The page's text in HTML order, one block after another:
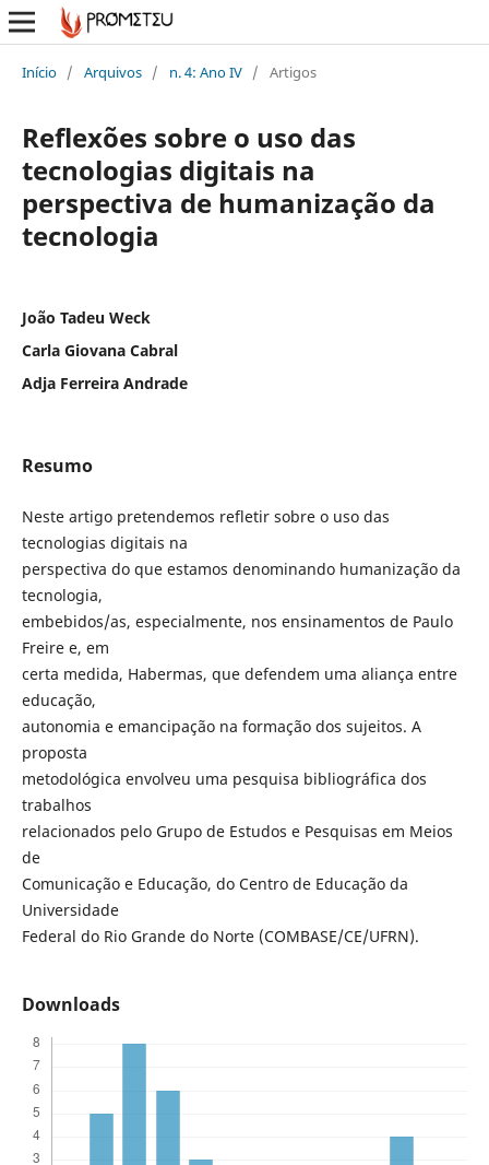
Início / Arquivos / n. 4: Ano IV / Artigos
Reflexões sobre o uso das
tecnologias digitais na
perspectiva de humanização da
tecnologia
João Tadeu Weck
Carla Giovana Cabral
Adja Ferreira Andrade
Resumo
Neste artigo pretendemos refletir sobre o uso das
tecnologias digitais na
perspectiva do que estamos denominando humanização da
tecnologia,
embebidos/as, especialmente, nos ensinamentos de Paulo
Freire e, em
certa medida, Habermas, que defendem uma aliança entre
educação,
autonomia e emancipação na formação dos sujeitos. A
proposta
metodológica envolveu uma pesquisa bibliográfica dos
trabalhos
relacionados pelo Grupo de Estudos e Pesquisas em Meios
de
Comunicação e Educação, do Centro de Educação da
Universidade
Federal do Rio Grande do Norte (COMBASE/CE/UFRN).
Downloads